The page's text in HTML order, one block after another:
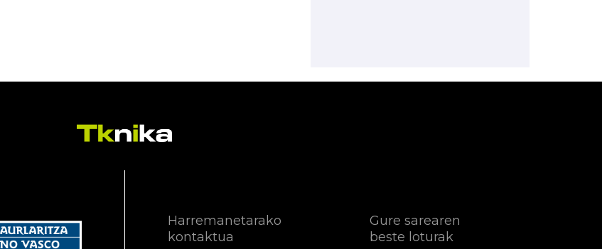
Harremanetarako
kontaktua
Gure sarearen
beste loturak